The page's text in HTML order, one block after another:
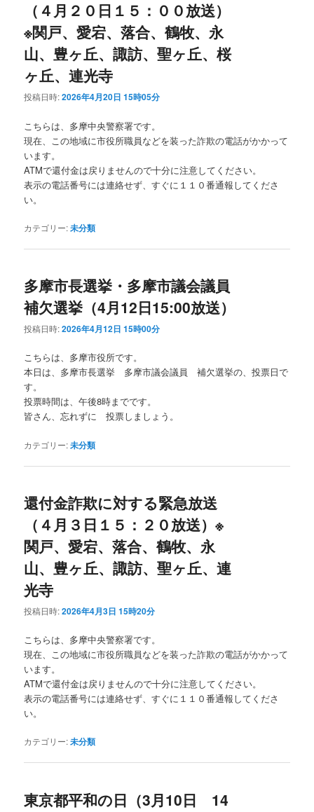
（４月２０日１５：００放送）
※関戸、愛宕、落合、鶴牧、永
山、豊ヶ丘、諏訪、聖ヶ丘、桜
ヶ丘、連光寺
投稿日時:2026年4月20日 15時05分
こちらは、多摩中央警察署です。
現在、この地域に市役所職員などを装った詐欺の電話がかかって
います。
ATMで還付金は戻りませんので十分に注意してください。
表示の電話番号には連絡せず、すぐに１１０番通報してくださ
い。
カテゴリー:未分類
多摩市長選挙・多摩市議会議員
補欠選挙（4月12日15:00放送）
投稿日時:2026年4月12日 15時00分
こちらは、多摩市役所です。
本日は、多摩市長選挙 多摩市議会議員 補欠選挙の、投票日で
す。
投票時間は、午後8時までです。
皆さん、忘れずに 投票しましょう。
カテゴリー:未分類
還付金詐欺に対する緊急放送
（４月３日１５：２０放送）※
関戸、愛宕、落合、鶴牧、永
山、豊ヶ丘、諏訪、聖ヶ丘、連
光寺
投稿日時:2026年4月3日 15時20分
こちらは、多摩中央警察署です。
現在、この地域に市役所職員などを装った詐欺の電話がかかって
います。
ATMで還付金は戻りませんので十分に注意してください。
表示の電話番号には連絡せず、すぐに１１０番通報してくださ
い。
カテゴリー:未分類
東京都平和の日（3月10日 14